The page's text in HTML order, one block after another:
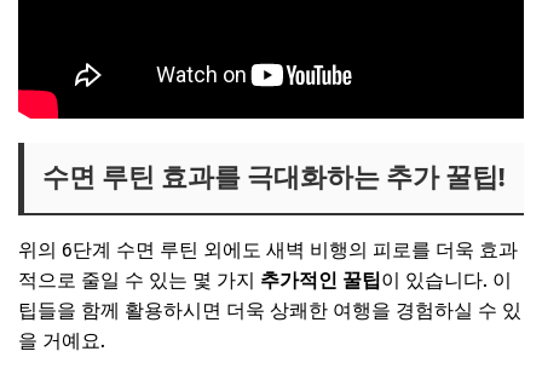
수면 루틴 효과를 극대화하는 추가 꿀팁!
위의 6단계 수면 루틴 외에도 새벽 비행의 피로를 더욱 효과
적으로 줄일 수 있는 몇 가지 추가적인 꿀팁이 있습니다. 이
팁들을 함께 활용하시면 더욱 상쾌한 여행을 경험하실 수 있
을 거예요.